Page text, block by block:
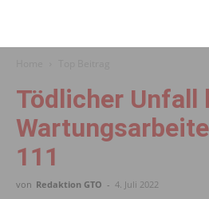
Tödlicher Unfall
111
von Redaktion GTO - 4. Juli 2022